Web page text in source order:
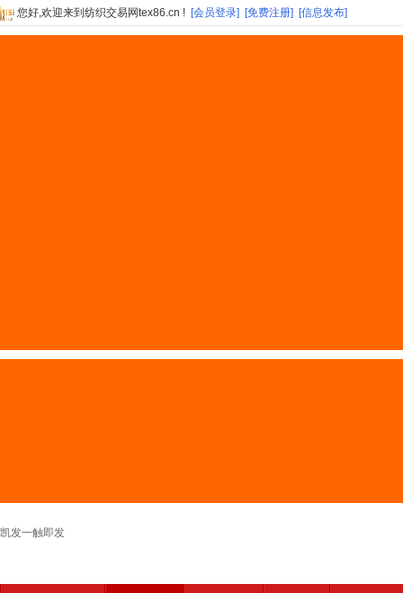
您好,欢迎来到纺织交易网tex86.cn ! [会员登录] [免费注册] [信息发布]
凯发一触即发